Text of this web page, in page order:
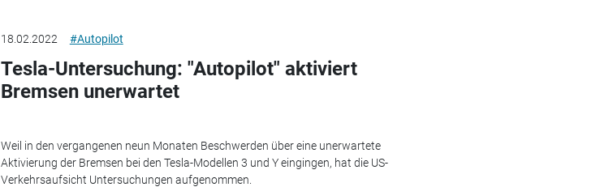
18.02.2022 #Autopilot
Tesla-Untersuchung: "Autopilot" aktiviert
Bremsen unerwartet
Weil in den vergangenen neun Monaten Beschwerden über eine unerwartete
Aktivierung der Bremsen bei den Tesla-Modellen 3 und Y eingingen, hat die US-
Verkehrsaufsicht Untersuchungen aufgenommen.